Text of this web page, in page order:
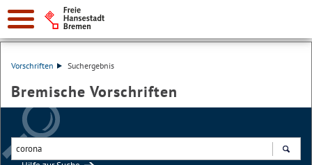
Vorschriften Suchergebnis
Bremische Vorschriften